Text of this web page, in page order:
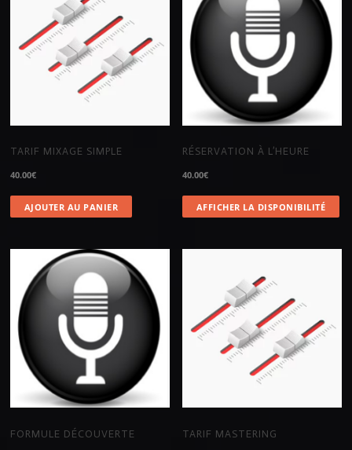
TARIF MIXAGE SIMPLE
40.00€
AJOUTER AU PANIER
RÉSERVATION À L’HEURE
40.00€
AFFICHER LA DISPONIBILITÉ
FORMULE DÉCOUVERTE
TARIF MASTERING